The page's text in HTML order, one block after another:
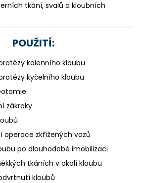
tkání, svalů a kloubních
POUŽITÍ:
kolenního kloubu
kyčelního kloubu
zákroky
operace zkřížených vazů
po dlouhodobé imobilizaci
tkáních v okolí kloubu
kloubů